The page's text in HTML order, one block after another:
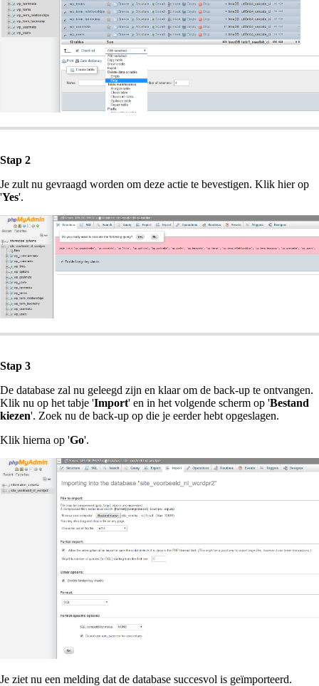
Stap 2
Je zult nu gevraagd worden om deze actie te bevestigen. Klik hier op
'Yes'.
Stap 3
De database zal nu geleegd zijn en klaar om de back-up te ontvangen.
Klik nu op het tabje 'Import' en in het volgende scherm op 'Bestand
kiezen'. Zoek nu de back-up op die je eerder hebt opgeslagen.
Klik hierna op 'Go'.
Je ziet nu een melding dat de database succesvol is geïmporteerd.